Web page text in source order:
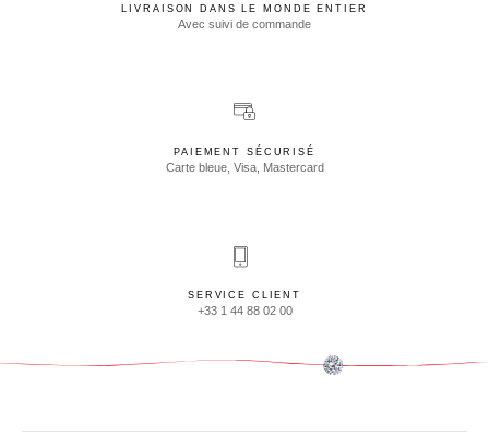
LIVRAISON DANS LE MONDE ENTIER
Avec suivi de commande
PAIEMENT SÉCURISÉ
Carte bleue, Visa, Mastercard
SERVICE CLIENT
+33 1 44 88 02 00